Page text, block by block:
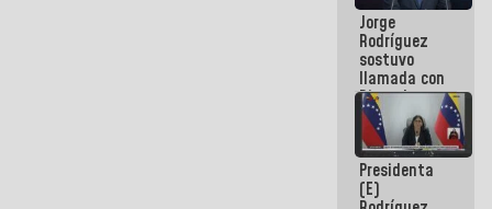
a servidores
públicos
Jorge
Rodríguez
sostuvo
llamada con
Dinorah
Figuera y
acuerdan
primer
encuentro
presencial
Presidenta
(E)